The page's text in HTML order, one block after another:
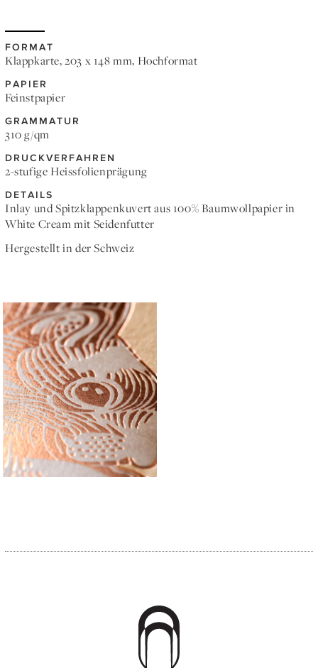
FORMAT
Klappkarte, 203 x 148 mm, Hochformat
PAPIER
Feinstpapier
GRAMMATUR
310 g/qm
DRUCKVERFAHREN
2-stufige Heissfolienprägung
DETAILS
Inlay und Spitzklappenkuvert aus 100% Baumwollpapier in
White Cream mit Seidenfutter
Hergestellt in der Schweiz